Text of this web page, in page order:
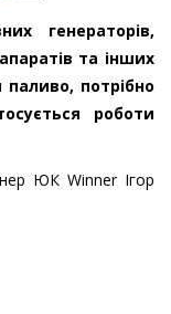
генераторів,
та інших
потрібно
роботи
ЮК Winner Ігор